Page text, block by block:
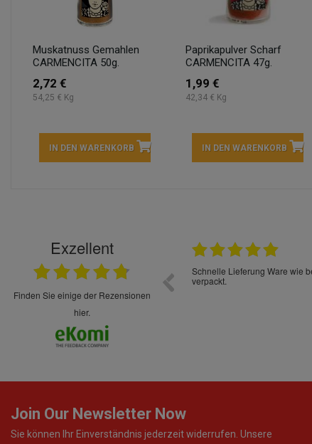
Muskatnuss Gemahlen
CARMENCITA 50g.
2,72 €
54,25 € Kg
IN DEN WARENKORB
Paprikapulver Scharf
CARMENCITA 47g.
1,99 €
42,34 € Kg
IN DEN WARENKORB
Exzellent
finden Sie einige der Rezensionen
hier.
sehr sorgsam verpackt. Alles kommt
Spaß so einzukaufen. Die Abwicklung ist
Schnelle Lieferung Ware wie
verpackt.
Join Our Newsletter Now
Sie können Ihr Einverständnis jederzeit widerrufen. Unsere